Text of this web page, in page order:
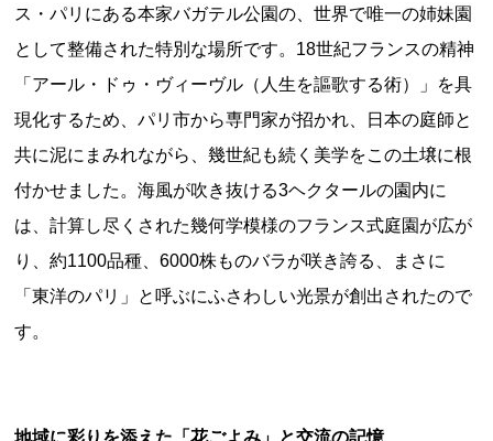
釧路市立柏木小学校 閉校
能勢電鉄1700系 引退
Final Access Books
ス・パリにある本家バガテル公園の、世界で唯一の姉妹園
として整備された特別な場所です。18世紀フランスの精神
「アール・ドゥ・ヴィーヴル（人生を謳歌する術）」を具
現化するため、パリ市から専門家が招かれ、日本の庭師と
共に泥にまみれながら、幾世紀も続く美学をこの土壌に根
付かせました。海風が吹き抜ける3ヘクタールの園内に
は、計算し尽くされた幾何学模様のフランス式庭園が広が
り、約1100品種、6000株ものバラが咲き誇る、まさに
「東洋のパリ」と呼ぶにふさわしい光景が創出されたので
す。